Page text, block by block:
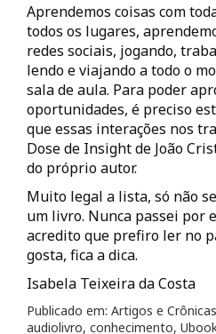
Aprendemos coisas com
todos os lugares,
redes sociais, jogando,
lendo e viajando a todo o
sala de aula. Para poder
oportunidades, é preciso
que essas interações nos
Dose de Insight de João
do próprio autor.
Muito legal a lista, só não
um livro. Nunca passei por
acredito que prefiro ler no
gosta, fica a dica.
Isabela Teixeira da Costa
Publicado em: Artigos e Crônicas
audiolivro, conhecimento,